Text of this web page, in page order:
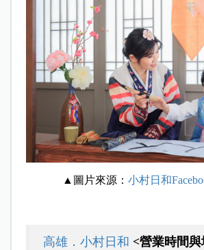
▲圖片來源： 小村日和
高雄．小村日和 <營業時間